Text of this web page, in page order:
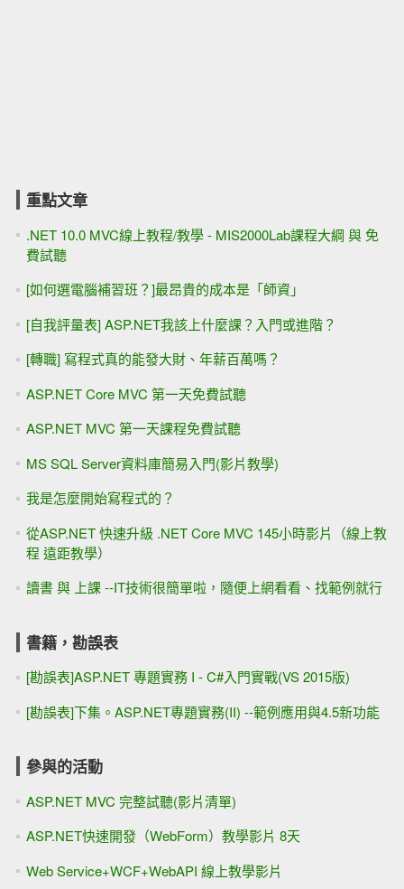
重點文章
.NET 10.0 MVC線上教程/教學 - MIS2000Lab課程大綱 與 免
費試聽
[如何選電腦補習班？]最昂貴的成本是「師資」
[自我評量表] ASP.NET我該上什麼課？入門或進階？
[轉職] 寫程式真的能發大財、年薪百萬嗎？
ASP.NET Core MVC 第一天免費試聽
ASP.NET MVC 第一天課程免費試聽
MS SQL Server資料庫簡易入門(影片教學)
我是怎麼開始寫程式的？
從ASP.NET 快速升級 .NET Core MVC 145小時影片（線上教
程 遠距教學）
讀書 與 上課 --IT技術很簡單啦，隨便上網看看、找範例就行
書籍，勘誤表
[勘誤表]ASP.NET 專題實務 I - C#入門實戰(VS 2015版)
[勘誤表]下集。ASP.NET專題實務(II) --範例應用與4.5新功能
參與的活動
ASP.NET MVC 完整試聽(影片清單)
ASP.NET快速開發（WebForm）教學影片 8天
Web Service+WCF+WebAPI 線上教學影片